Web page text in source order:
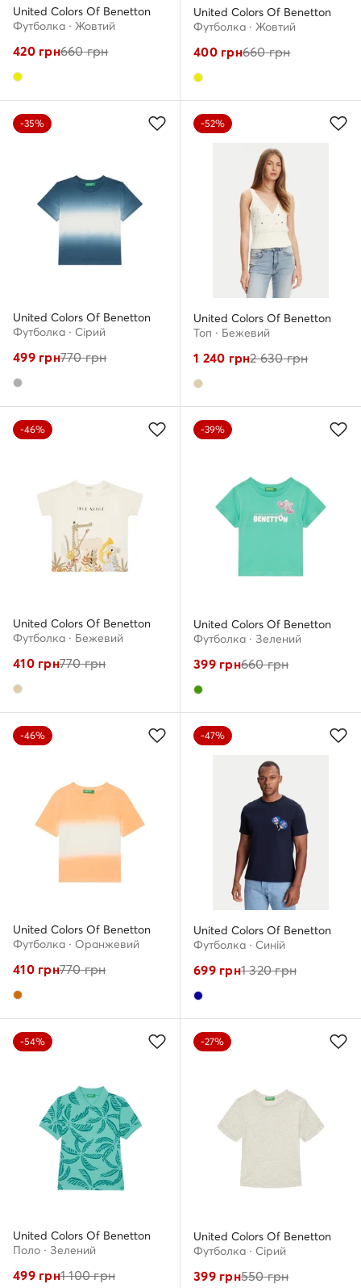
United Colors Of Benetton
Футболка · Жовтий
420грн660грн
United Colors Of Benetton
Футболка · Жовтий
400грн660грн
-35%
United Colors Of Benetton
Футболка · Сірий
499грн770грн
-52%
United Colors Of Benetton
Топ · Бежевий
1 240 грн2 630грн
-46%
United Colors Of Benetton
Футболка · Бежевий
410грн770грн
-39%
United Colors Of Benetton
Футболка · Зелений
399грн660грн
-46%
United Colors Of Benetton
Футболка · Оранжевий
410грн770грн
-47%
United Colors Of Benetton
Футболка · Cиній
699грн1 320грн
-54%
United Colors Of Benetton
Поло · Зелений
499грн1 100грн
-27%
United Colors Of Benetton
Футболка · Сірий
399грн550грн